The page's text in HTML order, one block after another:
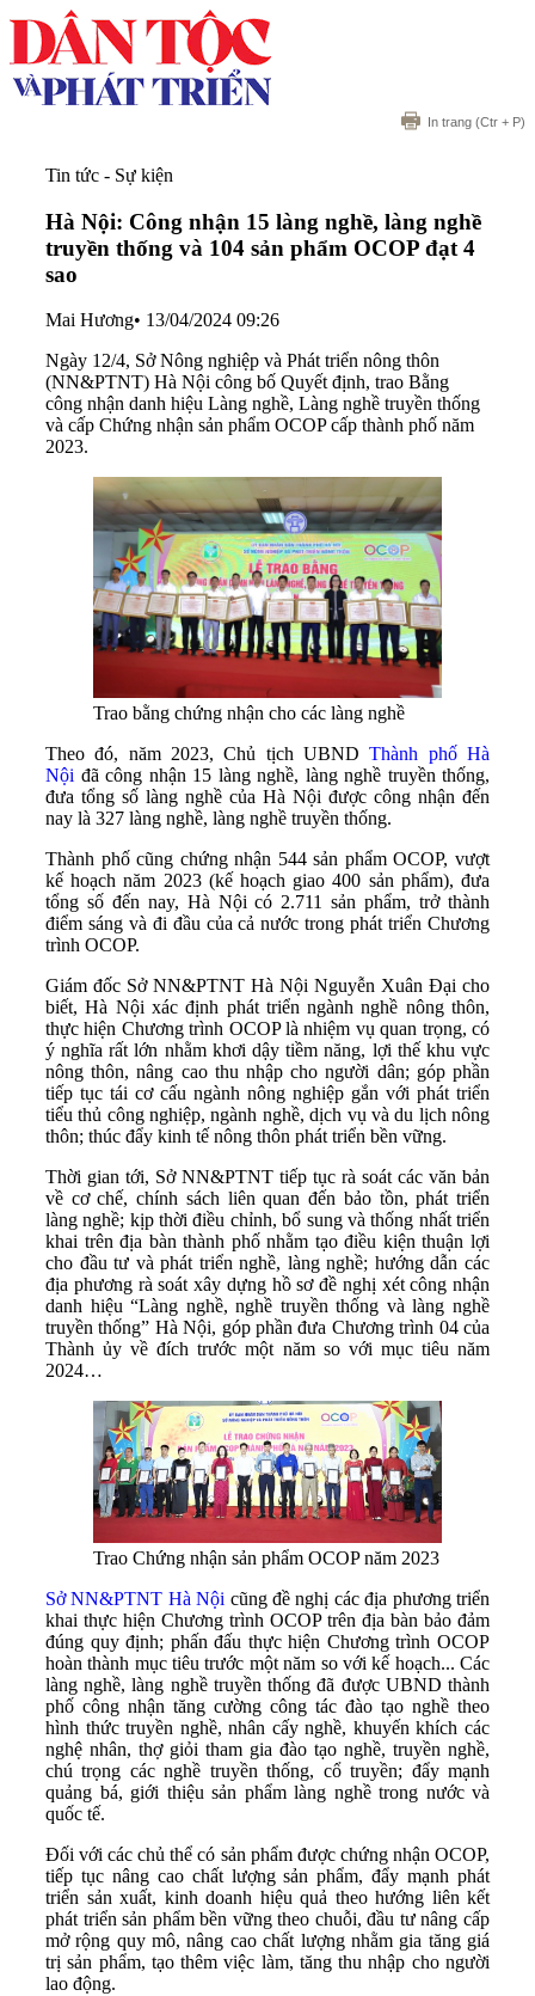
In trang (Ctr + P)
Tin tức - Sự kiện
Hà Nội: Công nhận 15 làng nghề, làng nghề
truyền thống và 104 sản phẩm OCOP đạt 4
sao
Mai Hương• 13/04/2024 09:26
Ngày 12/4, Sở Nông nghiệp và Phát triển nông thôn
(NN&PTNT) Hà Nội công bố Quyết định, trao Bằng
công nhận danh hiệu Làng nghề, Làng nghề truyền thống
và cấp Chứng nhận sản phẩm OCOP cấp thành phố năm
2023.
Trao bằng chứng nhận cho các làng nghề
Theo đó, năm 2023, Chủ tịch UBNDThành phố Hà
Nội đã công nhận 15 làng nghề, làng nghề truyền thống,
đưa tổng số làng nghề của Hà Nội được công nhận đến
nay là 327 làng nghề, làng nghề truyền thống.
Thành phố cũng chứng nhận 544 sản phẩm OCOP, vượt
kế hoạch năm 2023 (kế hoạch giao 400 sản phẩm), đưa
tổng số đến nay, Hà Nội có 2.711 sản phẩm, trở thành
điểm sáng và đi đầu của cả nước trong phát triển Chương
trình OCOP.
Giám đốc Sở NN&PTNT Hà Nội Nguyễn Xuân Đại cho
biết, Hà Nội xác định phát triển ngành nghề nông thôn,
thực hiện Chương trình OCOP là nhiệm vụ quan trọng, có
ý nghĩa rất lớn nhằm khơi dậy tiềm năng, lợi thế khu vực
nông thôn, nâng cao thu nhập cho người dân; góp phần
tiếp tục tái cơ cấu ngành nông nghiệp gắn với phát triển
tiểu thủ công nghiệp, ngành nghề, dịch vụ và du lịch nông
thôn; thúc đẩy kinh tế nông thôn phát triển bền vững.
Thời gian tới, Sở NN&PTNT tiếp tục rà soát các văn bản
về cơ chế, chính sách liên quan đến bảo tồn, phát triển
làng nghề; kịp thời điều chỉnh, bổ sung và thống nhất triển
khai trên địa bàn thành phố nhằm tạo điều kiện thuận lợi
cho đầu tư và phát triển nghề, làng nghề; hướng dẫn các
địa phương rà soát xây dựng hồ sơ đề nghị xét công nhận
danh hiệu “Làng nghề, nghề truyền thống và làng nghề
truyền thống” Hà Nội, góp phần đưa Chương trình 04 của
Thành ủy về đích trước một năm so với mục tiêu năm
2024…
Trao Chứng nhận sản phẩm OCOP năm 2023
Sở NN&PTNT Hà Nội cũng đề nghị các địa phương triển
khai thực hiện Chương trình OCOP trên địa bàn bảo đảm
đúng quy định; phấn đấu thực hiện Chương trình OCOP
hoàn thành mục tiêu trước một năm so với kế hoạch... Các
làng nghề, làng nghề truyền thống đã được UBND thành
phố công nhận tăng cường công tác đào tạo nghề theo
hình thức truyền nghề, nhân cấy nghề, khuyến khích các
nghệ nhân, thợ giỏi tham gia đào tạo nghề, truyền nghề,
chú trọng các nghề truyền thống, cổ truyền; đẩy mạnh
quảng bá, giới thiệu sản phẩm làng nghề trong nước và
quốc tế.
Đối với các chủ thể có sản phẩm được chứng nhận OCOP,
tiếp tục nâng cao chất lượng sản phẩm, đẩy mạnh phát
triển sản xuất, kinh doanh hiệu quả theo hướng liên kết
phát triển sản phẩm bền vững theo chuỗi, đầu tư nâng cấp
mở rộng quy mô, nâng cao chất lượng nhằm gia tăng giá
trị sản phẩm, tạo thêm việc làm, tăng thu nhập cho người
lao động.